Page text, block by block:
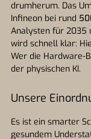
drumherum. Das
Infineon bei rund
Analysten für 2035
wird schnell klar:
Wer die Hardware-
der physischen KI.
Unsere
Es ist ein smarter
gesundem